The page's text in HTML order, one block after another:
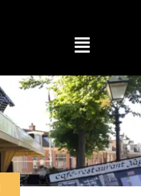
Particulier
Zakelijk